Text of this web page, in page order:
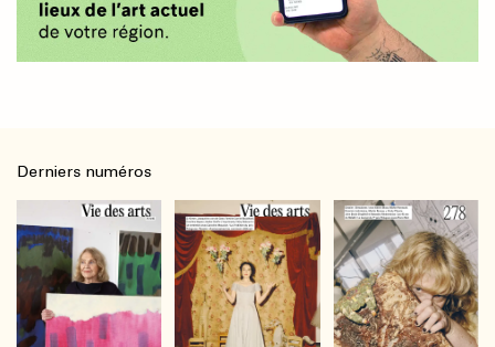
Derniers numéros